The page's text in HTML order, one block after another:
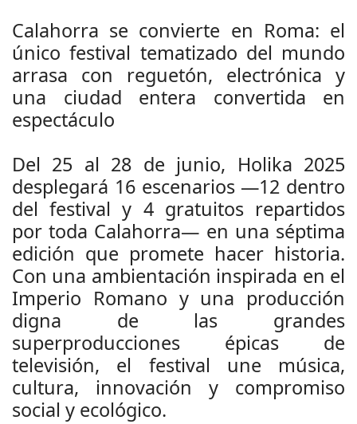
Calahorra se convierte en Roma: el
único festival tematizado del mundo
arrasa con reguetón, electrónica y
una ciudad entera convertida en
espectáculo
Del 25 al 28 de junio, Holika 2025
desplegará 16 escenarios —12 dentro
del festival y 4 gratuitos repartidos
por toda Calahorra— en una séptima
edición que promete hacer historia.
Con una ambientación inspirada en el
Imperio Romano y una producción
digna de las grandes
superproducciones épicas de
televisión, el festival une música,
cultura, innovación y compromiso
social y ecológico.